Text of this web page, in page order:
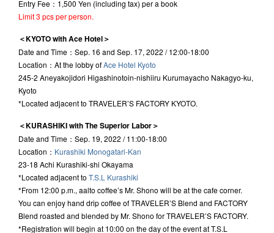
Entry Fee：1,500 Yen (including tax) per a book
Limit 3 pcs per person.
＜KYOTO with Ace Hotel＞
Date and Time：Sep. 16 and Sep. 17, 2022 / 12:00-18:00
Location：At the lobby ofAce Hotel Kyoto
245-2 Aneyakojidori Higashinotoin-nishiiru Kurumayacho Nakagyo-ku,
Kyoto
*Located adjacent to TRAVELER’S FACTORY KYOTO.
＜KURASHIKI with The Superior Labor＞
Date and Time：Sep. 19, 2022 / 11:00-18:00
Location： Kurashiki Monogatari-Kan
23-18 Achi Kurashiki-shi Okayama
*Located adjacent to T.S.L Kurashiki
*From 12:00 p.m., aalto coffee’s Mr. Shono will be at the cafe corner.
You can enjoy hand drip coffee of TRAVELER’S Blend and FACTORY
Blend roasted and blended by Mr. Shono for TRAVELER’S FACTORY.
*Registration will begin at 10:00 on the day of the event at T.S.L